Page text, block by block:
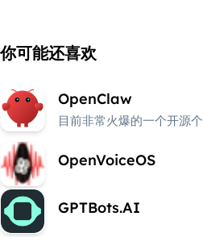
你可能还喜欢
OpenClaw
目前非常火爆的一个开源
OpenVoiceOS
GPTBots.AI